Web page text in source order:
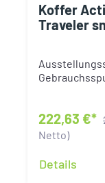
Koffer Actiforce
Traveler
222,63 €*
Netto)
Details